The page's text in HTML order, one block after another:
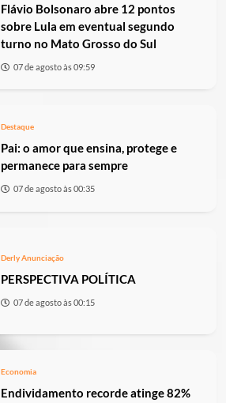
Flávio Bolsonaro abre 12 pontos
sobre Lula em eventual segundo
turno no Mato Grosso do Sul
07 de agosto às 09:59
Destaque
Pai: o amor que ensina, protege e
permanece para sempre
07 de agosto às 00:35
Derly Anunciação
PERSPECTIVA POLÍTICA
07 de agosto às 00:15
Economia
Endividamento recorde atinge 82%